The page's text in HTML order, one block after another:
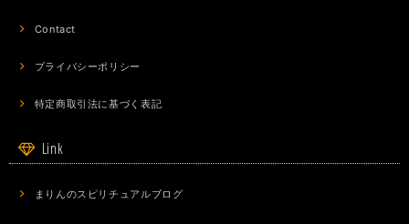
Contact
プライバシーポリシー
特定商取引法に基づく表記
Link
まりんのスピリチュアルブログ